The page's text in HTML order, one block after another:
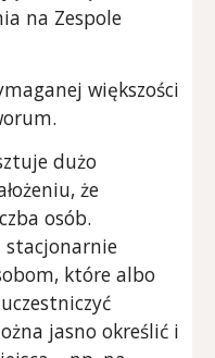
na Zespole
większości
dużo
że
osób.
stacjonarnie
które albo
jasno określić i